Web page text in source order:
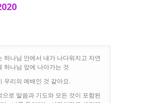
하나님 안에서 내가 나다워지고 자연
하나님 앞에 나아가는 것
우리의 예배인 것 같아요.
으로 말씀과 기도와 모든 것이 포함된